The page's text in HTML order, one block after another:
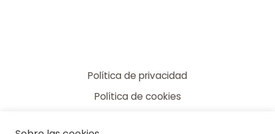
Política de privacidad
Política de cookies